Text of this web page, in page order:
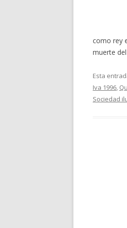
como rey
muerte
Esta
Iva 1996,
Sociedad